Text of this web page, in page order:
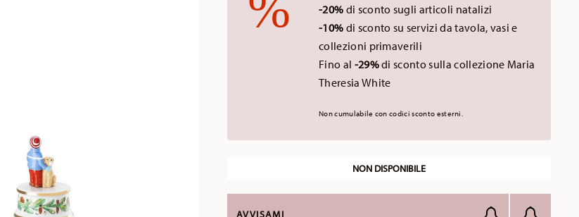
-20% di sconto sugli articoli natalizi
-10% di sconto su servizi da tavola, vasi e
collezioni primaverili
Fino al -29%di sconto sulla collezione Maria
Theresia White
Non cumulabile con codici sconto esterni.
NON DISPONIBILE
AVVISAMI